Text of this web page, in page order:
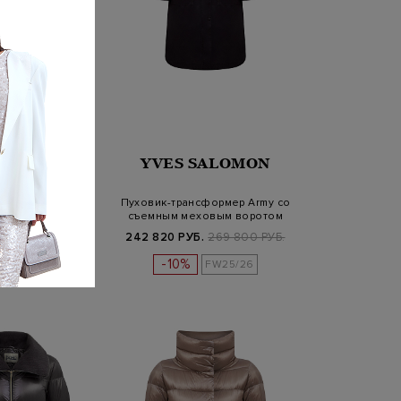
пуховик со
из
овчин…
214 800 РУБ.
FW25/26
YVES SALOMON
Пуховик-трансформер Army со
съемным меховым воротом
242 820 РУБ. 269 800 РУБ.
-10% FW25/26